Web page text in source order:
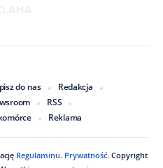
do nas
Redakcja
RSS
Reklama
Regulaminu. Prywatność. Copyright